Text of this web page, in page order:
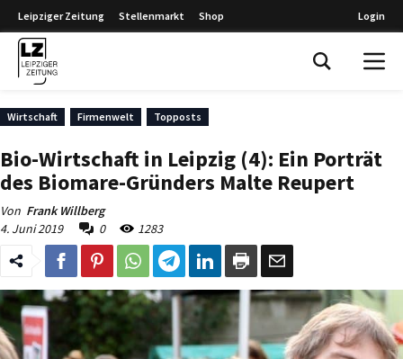
Leipziger Zeitung Stellenmarkt Shop Login
Wirtschaft Firmenwelt Topposts
Bio-Wirtschaft in Leipzig (4): Ein Porträt
des Biomare-Gründers Malte Reupert
Von Frank Willberg
4. Juni 2019
0 1283